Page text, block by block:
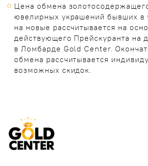
Цена обмена
ювелирных украшений бывших в
на новые рассчитывается на
действующего Прейскуранта на
в Ломбарде Gold Center.
обмена рассчитывается
возможных скидок.